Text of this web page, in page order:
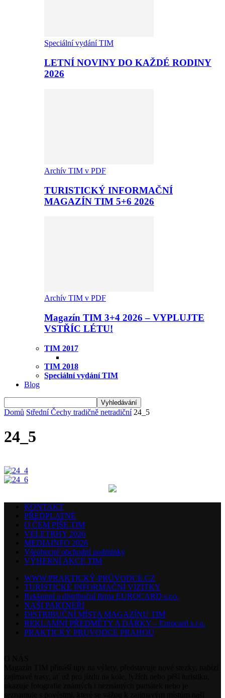
Speciální vydání TIM
LETNÍ NOVINY DO KAŽDÉ RODINY
2026
Archív TIM v PDF
TURISTICKÝ INFORMAČNÍ
MAGAZÍN TIM 5+6 2026
Archív TIM v PDF
Magazín TIM 3+4 2026 – VYPLUJTE
VSTŘÍC LÉTU!
TIM 2017
TIM 2018
Speciální vydání TIM
Blog
Domů Střední Čechy tradičně netradiční 24_5
24_5
KONTAKT
PŘEDPLATNÉ
O ČEM PÍŠE TIM
VELETRHY 2026
MEDIAINFO 2026
Všeobecné obchodní podmínky
VÝHERNÍ AKCE TIM
WWW.PRAKTICKÝ-PRŮVODCE.CZ
TURISTICKÉ INFORMAČNÍ VIZITKY
Reklamní a distribuční firma EUROCARD s.r.o.
NAŠI PARTNEŘI
DISTRIBUČNÍ MÍSTA MAGAZÍNU TIM
REKLAMNÍ PŘEDMĚTY A DÁRKY – Eurocard s.r.o.
PRAKTICKÝ PRŮVODCE PRAHOU